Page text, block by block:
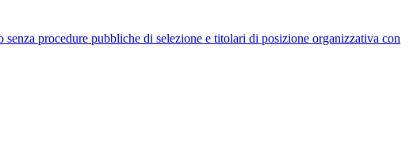
procedure pubbliche di selezione e titolari di posizione organizzativa con